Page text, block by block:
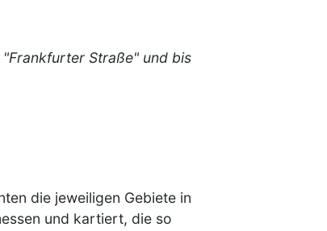
Straße" und bis
die jeweiligen Gebiete in
und kartiert, die so